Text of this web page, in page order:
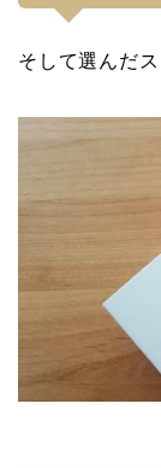
そして選んだ